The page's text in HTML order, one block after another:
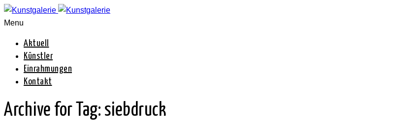
Menu
Aktuell
Künstler
Einrahmungen
Kontakt
Archive for Tag: siebdruck